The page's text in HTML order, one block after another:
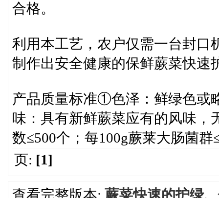
合格。
利用本工艺，农户仅需一台封口
制作出安全健康的保鲜蕨菜快速
产品质量标准①色泽：鲜绿色
味：具有新鲜蕨菜应有的风味
数≤500个；每100g蕨莱大肠菌
页: [1]
查看完整版本: 蕨菜快速的护绿